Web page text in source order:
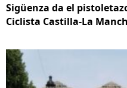
Sigüenza da el
Ciclista Castilla-La